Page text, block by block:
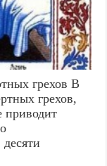
грехов В
грехов,
приводит